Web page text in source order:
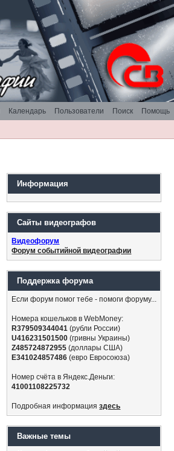
Помощь
Поиск
Пользователи
Календарь
Информация
Сайты видеографов
Видеофорум
Форум событийной видеографии
Поддержка форума
Если форум помог тебе - помоги форуму...
Номера кошельков в WebMoney:
R379509344041 (рубли России)
U416231501500 (гривны Украины)
Z485724872955 (доллары США)
E341024857486 (евро Евросоюза)
Номер счёта в Яндекс.Деньги:
41001108225732
Подробная информацияздесь
Важные темы